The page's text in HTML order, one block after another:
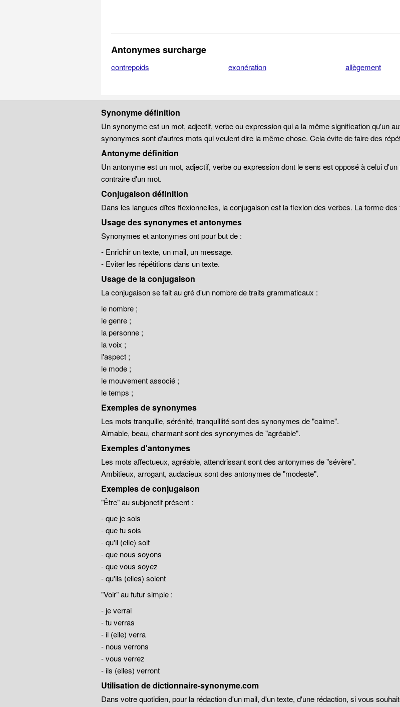
Antonymes surcharge
contrepoids exonération allègement
Synonyme définition
Un synonyme est un mot, adjectif, verbe ou expression qui a la même signification qu'un
synonymes sont d'autres mots qui veulent dire la même chose. Cela évite de faire des
Antonyme définition
Un antonyme est un mot, adjectif, verbe ou expression dont le sens est opposé à celui
contraire d'un mot.
Conjugaison définition
Dans les langues dîtes flexionnelles, la conjugaison est la flexion des verbes. La forme
Usage des synonymes et antonymes
Synonymes et antonymes ont pour but de :
- Enrichir un texte, un mail, un message.
- Eviter les répétitions dans un texte.
Usage de la conjugaison
La conjugaison se fait au gré d'un nombre de traits grammaticaux :
le nombre ;
le genre ;
la personne ;
la voix ;
l'aspect ;
le mode ;
le mouvement associé ;
le temps ;
Exemples de synonymes
Les mots tranquille, sérénité, tranquillité sont des synonymes de "calme".
Aimable, beau, charmant sont des synonymes de "agréable".
Exemples d'antonymes
Les mots affectueux, agréable, attendrissant sont des antonymes de "sévère".
Ambitieux, arrogant, audacieux sont des antonymes de "modeste".
Exemples de conjugaison
"Être" au subjonctif présent :
- que je sois
- que tu sois
- qu'il (elle) soit
- que nous soyons
- que vous soyez
- qu'ils (elles) soient
"Voir" au futur simple :
- je verrai
- tu verras
- il (elle) verra
- nous verrons
- vous verrez
- ils (elles) verront
Utilisation de dictionnaire-synonyme.com
Dans votre quotidien, pour la rédaction d'un mail, d'un texte, d'une rédaction, si vous